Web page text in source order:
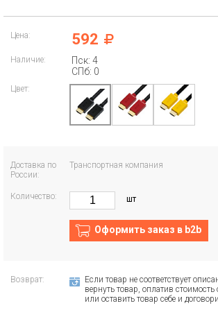
Цена: 592
Наличие:
Пск: 4
СПб: 0
Цвет:
Доставка по
России:
Транспортная компания
Количество: шт
Оформить заказ в b2b
Возврат:
Если товар не соответствует
вернуть товар, оплатив
или оставить товар себе и